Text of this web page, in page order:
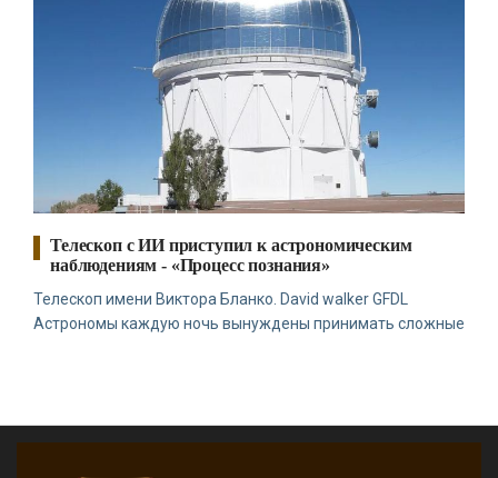
Телескоп с ИИ приступил к астрономическим
наблюдениям - «Процесс познания»
Телескоп имени Виктора Бланко. David walker GFDL
Астрономы каждую ночь вынуждены принимать сложные